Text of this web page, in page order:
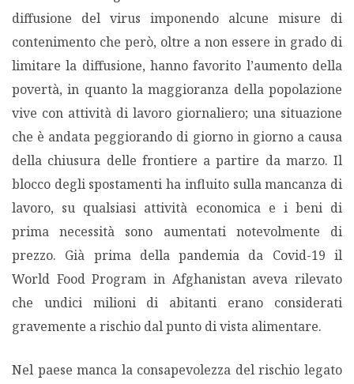
diffusione del virus imponendo alcune misure di
contenimento che però, oltre a non essere in grado di
limitare la diffusione, hanno favorito l’aumento della
povertà, in quanto la maggioranza della popolazione
vive con attività di lavoro giornaliero; una situazione
che è andata peggiorando di giorno in giorno a causa
della chiusura delle frontiere a partire da marzo. Il
blocco degli spostamenti ha influito sulla mancanza di
lavoro, su qualsiasi attività economica e i beni di
prima necessità sono aumentati notevolmente di
prezzo. Già prima della pandemia da Covid-19 il
World Food Program in Afghanistan aveva rilevato
che undici milioni di abitanti erano considerati
gravemente a rischio dal punto di vista alimentare.
Nel paese manca la consapevolezza del rischio legato